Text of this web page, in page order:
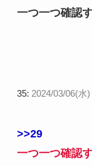
一つ一つ確認
35: 2024/03/06(水
>>29
一つ一つ確認